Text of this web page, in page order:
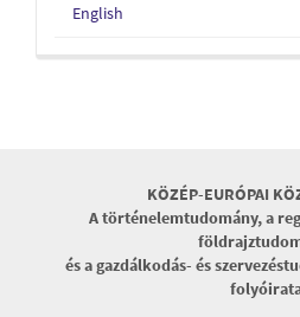
English
KÖZÉP-EURÓPAI
A történelemtudomány, a
és a gazdálkodás- és